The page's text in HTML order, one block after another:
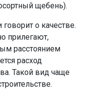
щебень).
о качестве.
прилегают,
расстоянием
расход
Такой вид чаще